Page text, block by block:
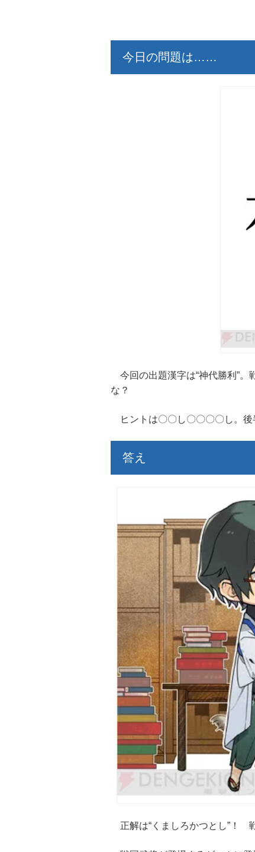
今日の問題は……
今回の出題漢字は“神代勝利”。
な？
ヒントは〇〇し〇〇〇〇し。後
答え
正解は“くましろかつとし”！